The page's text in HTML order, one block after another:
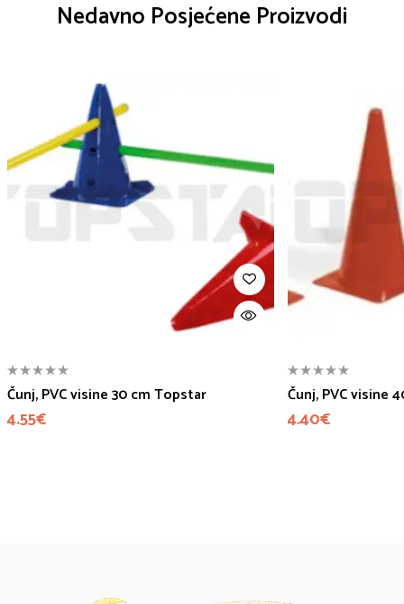
Nedavno Posjećene Proizvodi
Čunj, PVC visine 30 cm Topstar
4.55€
Čunj, PVC visine
4.40€